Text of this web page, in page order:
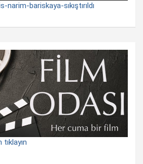
bariskaya-sıkıştırıldı